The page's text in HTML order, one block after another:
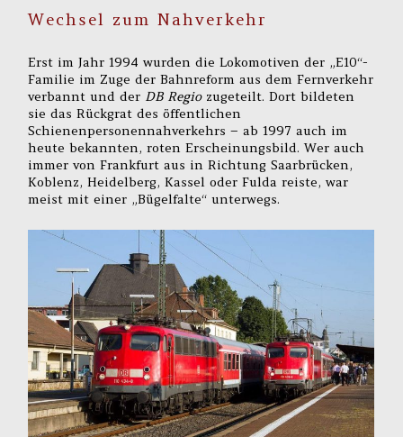
Wechsel zum Nahverkehr
Erst im Jahr 1994 wurden die Lokomotiven der „E10“-
Familie im Zuge der Bahnreform aus dem Fernverkehr
verbannt und der DB Regiozugeteilt. Dort bildeten
sie das Rückgrat des öffentlichen
Schienenpersonennahverkehrs – ab 1997 auch im
heute bekannten, roten Erscheinungsbild. Wer auch
immer von Frankfurt aus in Richtung Saarbrücken,
Koblenz, Heidelberg, Kassel oder Fulda reiste, war
meist mit einer „Bügelfalte“ unterwegs.